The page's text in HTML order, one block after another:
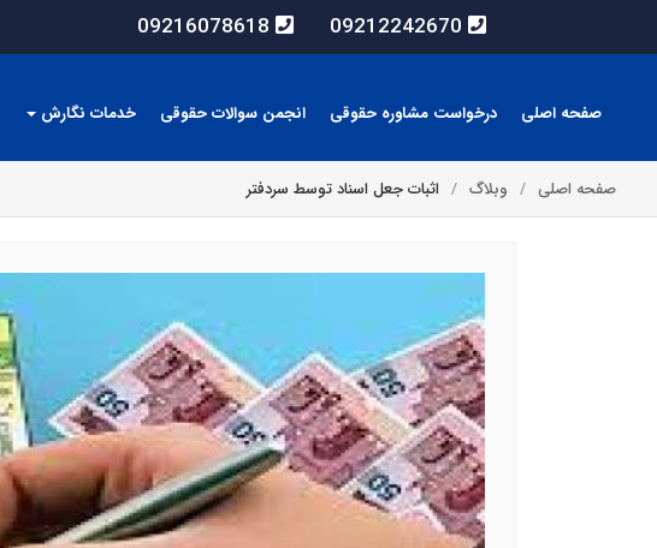
09212242670
09216078618
صفحه اصلی درخواست مشاوره حقوقی انجمن سوالات حقوقی خدمات نگارش
صفحه اصلی وبلاگ اثبات جعل اسناد توسط سردفتر